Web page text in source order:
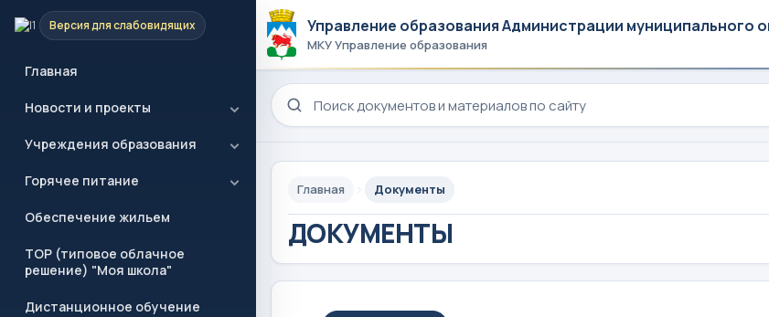
Версия для слабовидящих
Главная
Новости и проекты
Учреждения образования
Горячее питание
Обеспечение жильем
ТОР (типовое облачное
решение) "Моя школа"
Дистанционное обучение
Управление образования Администрации муниципального
МКУ Управление образования
Поиск по сайту
Главная Документы
ДОКУМЕНТЫ